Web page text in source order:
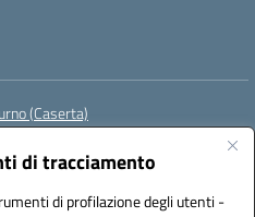
di tracciamento
di profilazione degli utenti -
(Caserta)
ceis014005@pec.istruzione.it